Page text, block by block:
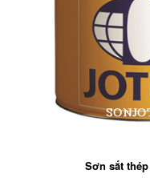
Sơn sắt